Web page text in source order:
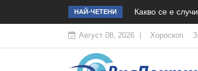
НАЙ-ЧЕТЕНИ Какво се е
Август 08, 2026 Хороскоп